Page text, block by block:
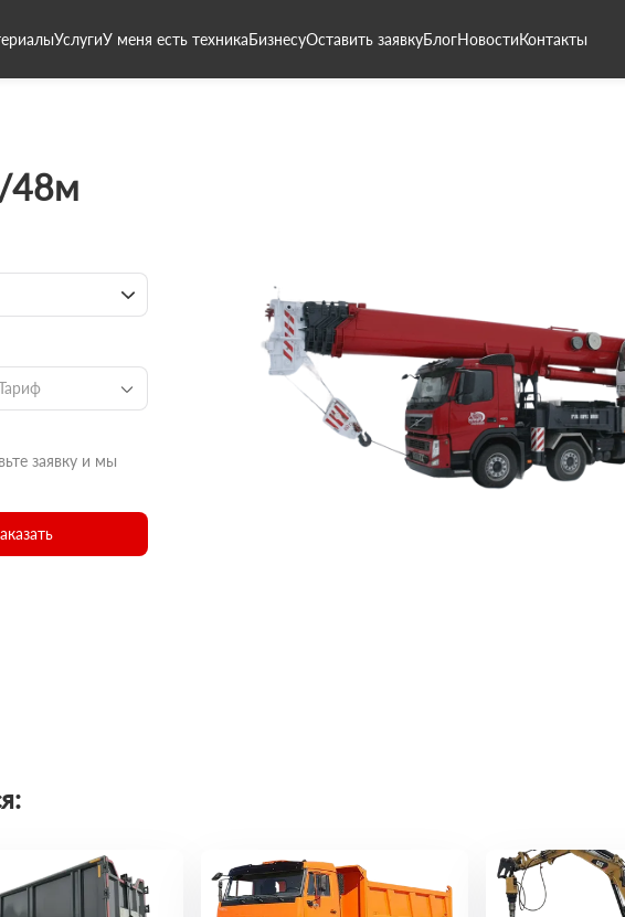
УслугиУ меня есть техникаБизнесуОставить заявкуБлогНовостиКонтакты
48м
заявку и мы